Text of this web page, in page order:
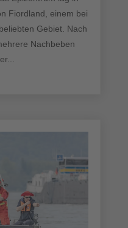
Fiordland, einem bei
Gebiet. Nach
Nachbeben